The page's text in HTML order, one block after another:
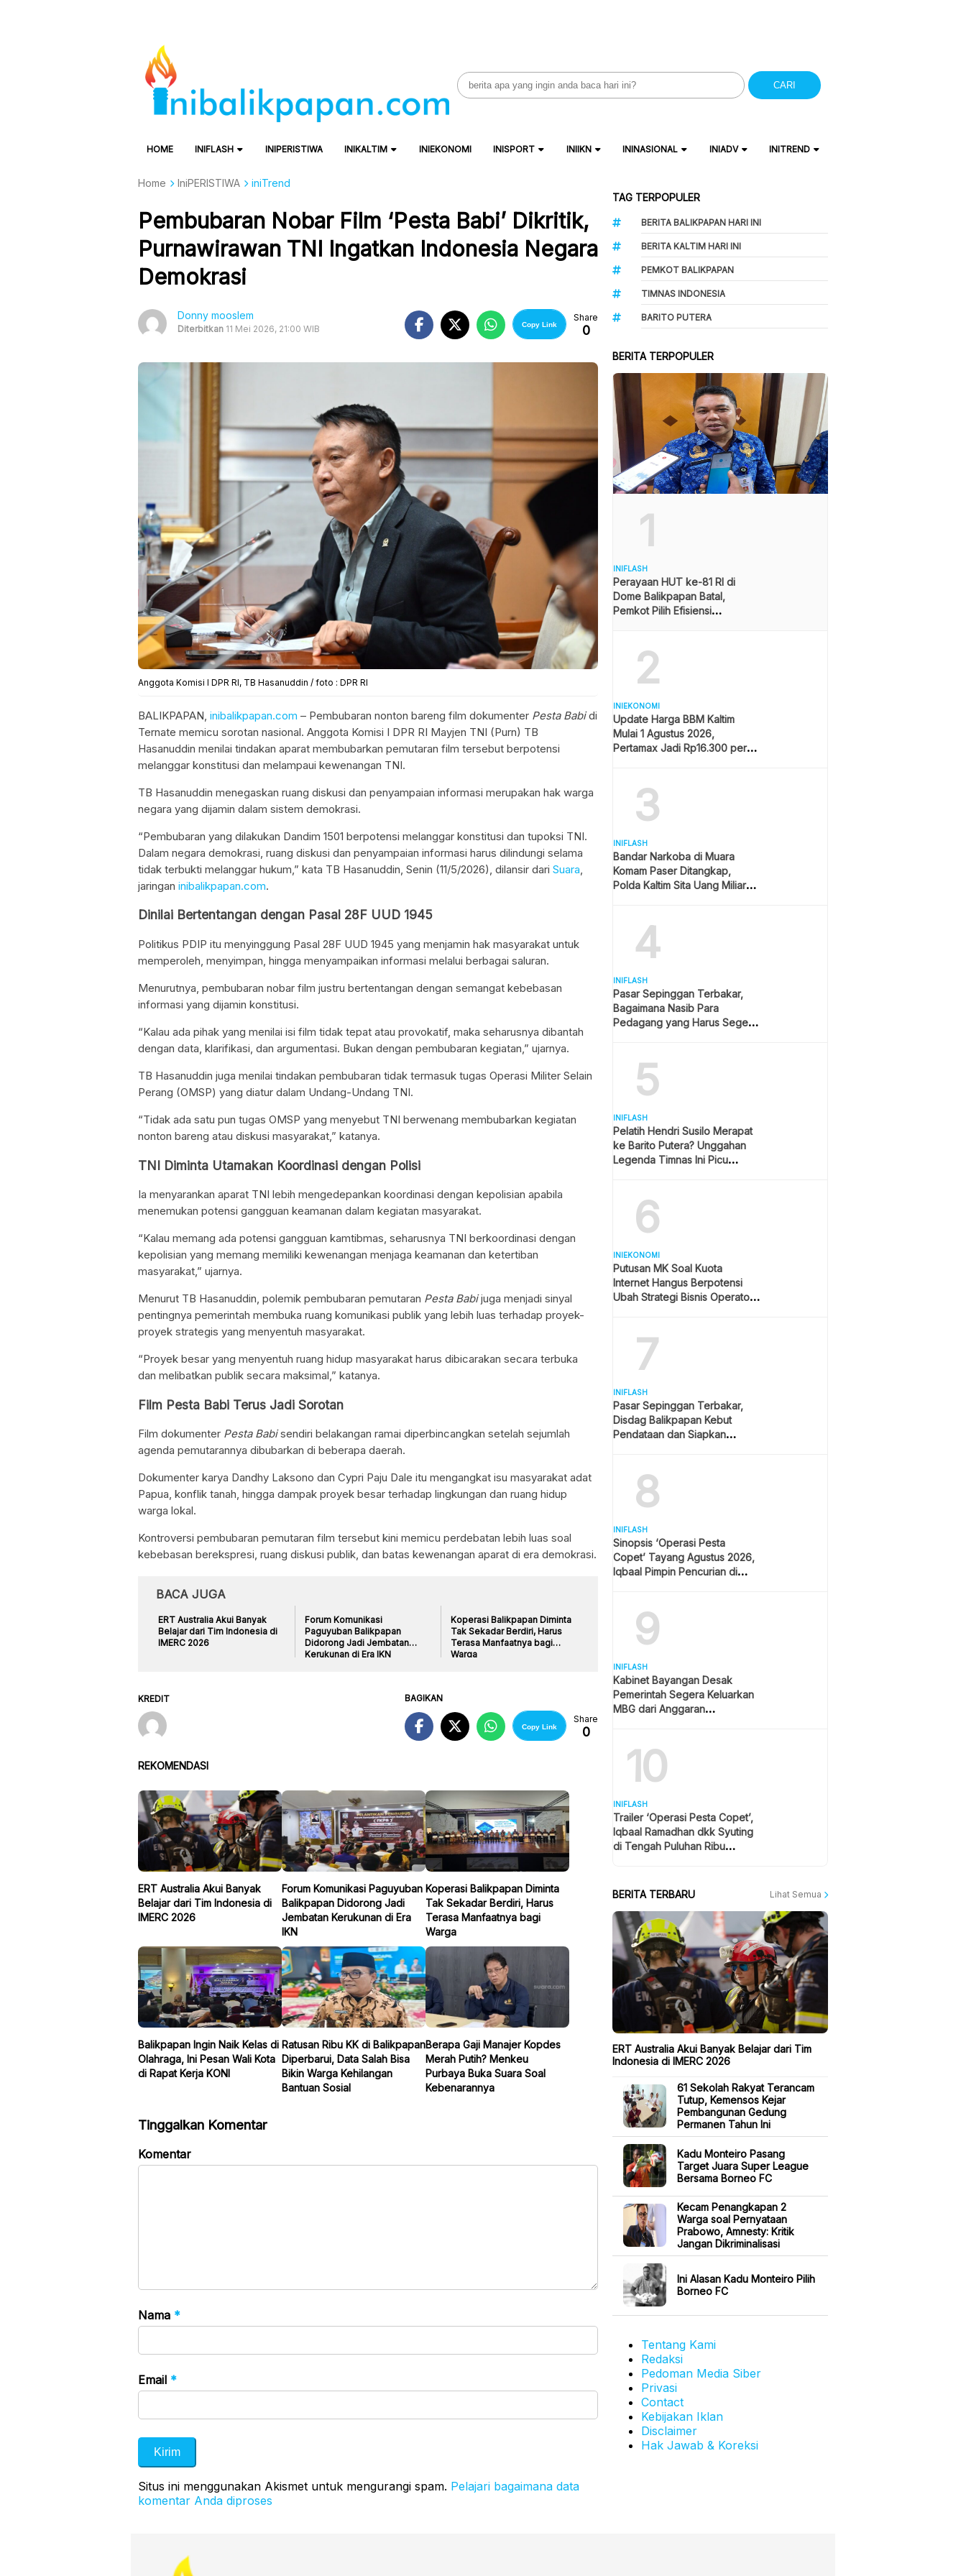
Search
for:
CARI
HOME INIFLASH INIPERISTIWA INIKALTIM INIEKONOMI INISPORT INIIKN ININASIONAL INIADV INITREND
Home IniPERISTIWA iniTrend
Pembubaran Nobar Film ‘Pesta Babi’ Dikritik,
Purnawirawan TNI Ingatkan Indonesia Negara
Demokrasi
Donny mooslem
Diterbitkan 11 Mei 2026, 21:00 WIB Copy Link
Share
0
Anggota Komisi I DPR RI, TB Hasanuddin / foto : DPR RI
BALIKPAPAN, inibalikpapan.com – Pembubaran nonton bareng film dokumenter Pesta Babidi
Ternate memicu sorotan nasional. Anggota Komisi I DPR RI Mayjen TNI (Purn) TB
Hasanuddin menilai tindakan aparat membubarkan pemutaran film tersebut berpotensi
melanggar konstitusi dan melampaui kewenangan TNI.
TB Hasanuddin menegaskan ruang diskusi dan penyampaian informasi merupakan hak warga
negara yang dijamin dalam sistem demokrasi.
“Pembubaran yang dilakukan Dandim 1501 berpotensi melanggar konstitusi dan tupoksi TNI.
Dalam negara demokrasi, ruang diskusi dan penyampaian informasi harus dilindungi selama
tidak terbukti melanggar hukum,” kata TB Hasanuddin, Senin (11/5/2026), dilansir dari Suara,
jaringan inibalikpapan.com.
Dinilai Bertentangan dengan Pasal 28F UUD 1945
Politikus PDIP itu menyinggung Pasal 28F UUD 1945 yang menjamin hak masyarakat untuk
memperoleh, menyimpan, hingga menyampaikan informasi melalui berbagai saluran.
Menurutnya, pembubaran nobar film justru bertentangan dengan semangat kebebasan
informasi yang dijamin konstitusi.
“Kalau ada pihak yang menilai isi film tidak tepat atau provokatif, maka seharusnya dibantah
dengan data, klarifikasi, dan argumentasi. Bukan dengan pembubaran kegiatan,” ujarnya.
TB Hasanuddin juga menilai tindakan pembubaran tidak termasuk tugas Operasi Militer Selain
Perang (OMSP) yang diatur dalam Undang-Undang TNI.
“Tidak ada satu pun tugas OMSP yang menyebut TNI berwenang membubarkan kegiatan
nonton bareng atau diskusi masyarakat,” katanya.
TNI Diminta Utamakan Koordinasi dengan Polisi
Ia menyarankan aparat TNI lebih mengedepankan koordinasi dengan kepolisian apabila
menemukan potensi gangguan keamanan dalam kegiatan masyarakat.
“Kalau memang ada potensi gangguan kamtibmas, seharusnya TNI berkoordinasi dengan
kepolisian yang memang memiliki kewenangan menjaga keamanan dan ketertiban
masyarakat,” ujarnya.
Menurut TB Hasanuddin, polemik pembubaran pemutaran Pesta Babijuga menjadi sinyal
pentingnya pemerintah membuka ruang komunikasi publik yang lebih luas terhadap proyek-
proyek strategis yang menyentuh masyarakat.
“Proyek besar yang menyentuh ruang hidup masyarakat harus dibicarakan secara terbuka
dan melibatkan publik secara maksimal,” katanya.
Film Pesta Babi Terus Jadi Sorotan
Film dokumenter Pesta Babisendiri belakangan ramai diperbincangkan setelah sejumlah
agenda pemutarannya dibubarkan di beberapa daerah.
Dokumenter karya Dandhy Laksono dan Cypri Paju Dale itu mengangkat isu masyarakat adat
Papua, konflik tanah, hingga dampak proyek besar terhadap lingkungan dan ruang hidup
warga lokal.
Kontroversi pembubaran pemutaran film tersebut kini memicu perdebatan lebih luas soal
kebebasan berekspresi, ruang diskusi publik, dan batas kewenangan aparat di era demokrasi.
BACA JUGA
ERT Australia Akui Banyak
Belajar dari Tim Indonesia di
IMERC 2026
Forum Komunikasi
Paguyuban Balikpapan
Didorong Jadi Jembatan
Kerukunan di Era IKN
Koperasi Balikpapan Diminta
Tak Sekadar Berdiri, Harus
Terasa Manfaatnya bagi
Warga
KREDIT BAGIKAN
Copy Link
Share
0
REKOMENDASI
ERT Australia Akui Banyak
Belajar dari Tim Indonesia di
IMERC 2026
Forum Komunikasi Paguyuban
Balikpapan Didorong Jadi
Jembatan Kerukunan di Era
IKN
Koperasi Balikpapan Diminta
Tak Sekadar Berdiri, Harus
Terasa Manfaatnya bagi
Warga
Balikpapan Ingin Naik Kelas di
Olahraga, Ini Pesan Wali Kota
di Rapat Kerja KONI
Ratusan Ribu KK di Balikpapan
Diperbarui, Data Salah Bisa
Bikin Warga Kehilangan
Bantuan Sosial
Berapa Gaji Manajer Kopdes
Merah Putih? Menkeu
Purbaya Buka Suara Soal
Kebenarannya
Tinggalkan Komentar
Komentar
Nama *
Email *
Situs ini menggunakan Akismet untuk mengurangi spam. Pelajari bagaimana data
komentar Anda diproses
TAG TERPOPULER
BERITA BALIKPAPAN HARI INI
BERITA KALTIM HARI INI
PEMKOT BALIKPAPAN
TIMNAS INDONESIA
BARITO PUTERA
BERITA TERPOPULER
1
INIFLASH
Perayaan HUT ke-81 RI di
Dome Balikpapan Batal,
Pemkot Pilih Efisiensi
2
INIEKONOMI
Update Harga BBM Kaltim
Mulai 1 Agustus 2026,
Pertamax Jadi Rp16.300 per
3
INIFLASH
Bandar Narkoba di Muara
Komam Paser Ditangkap,
Polda Kaltim Sita Uang Miliaran
4
INIFLASH
Pasar Sepinggan Terbakar,
Bagaimana Nasib Para
Pedagang yang Harus Segera
5
INIFLASH
Pelatih Hendri Susilo Merapat
ke Barito Putera? Unggahan
Legenda Timnas Ini Picu
6
INIEKONOMI
Putusan MK Soal Kuota
Internet Hangus Berpotensi
Ubah Strategi Bisnis Operator
7
INIFLASH
Pasar Sepinggan Terbakar,
Disdag Balikpapan Kebut
Pendataan dan Siapkan
8
INIFLASH
Sinopsis ‘Operasi Pesta
Copet’ Tayang Agustus 2026,
Iqbaal Pimpin Pencurian di
9
INIFLASH
Kabinet Bayangan Desak
Pemerintah Segera Keluarkan
MBG dari Anggaran
10
INIFLASH
Trailer ‘Operasi Pesta Copet’,
Iqbaal Ramadhan dkk Syuting
di Tengah Puluhan Ribu
BERITA TERBARU Lihat Semua
ERT Australia Akui Banyak Belajar dari Tim
Indonesia di IMERC 2026
61 Sekolah Rakyat Terancam
Tutup, Kemensos Kejar
Pembangunan Gedung
Permanen Tahun Ini
Kadu Monteiro Pasang
Target Juara Super League
Bersama Borneo FC
Kecam Penangkapan 2
Warga soal Pernyataan
Prabowo, Amnesty: Kritik
Jangan Dikriminalisasi
Ini Alasan Kadu Monteiro Pilih
Borneo FC
Tentang Kami
Redaksi
Pedoman Media Siber
Privasi
Contact
Kebijakan Iklan
Disclaimer
Hak Jawab & Koreksi